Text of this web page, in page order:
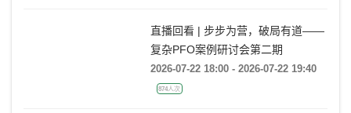
直播回看 | 步步为营，破局有道——
复杂PFO案例研讨会第二期
2026-07-22 18:00 - 2026-07-22 19:40
874人次